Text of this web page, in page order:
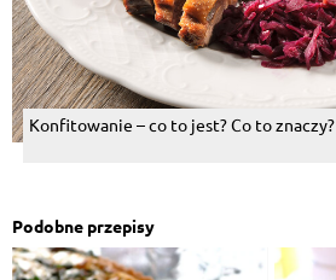
Konfitowanie – co to jest? Co to znaczy?
Podobne przepisy